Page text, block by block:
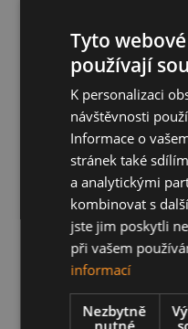
Tyto
používají
K personalizaci
návštěvnosti
Informace o
stránek také
a analytickými
kombinovat s
jste jim poskytli
při vašem
informací
Nezbytně
nutné